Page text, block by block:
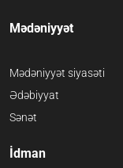
Mədəniyyət
Mədəniyyət siyasəti
Ədəbiyyat
Sənət
İdman